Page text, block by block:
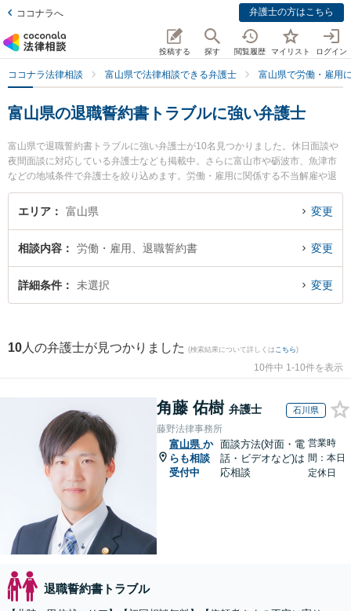
ココナラへ 弁護士の方はこちら
投稿する 探す 閲覧履歴 マイリスト ログイン
ココナラ法律相談 富山県で法律相談できる弁護士 富山県で労働・雇用
富山県の退職誓約書トラブルに強い弁護士
富山県で退職誓約書トラブルに強い弁護士が10名見つかりました。休日面談や
夜間面談に対応している弁護士なども掲載中。さらに富山市や砺波市、魚津市
などの地域条件で弁護士を絞り込めます。労働・雇用に関係する不当解雇や退
職勧奨、内定取消等の細かな分野での絞り込み検索もでき便利です。特に脇法
律事務所の脇 徹弁護士や木下法律事務所の吉田 洋弁護士、菊法律事務所の大橋
護士に相談したい』『退職誓約書トラブルのトラブル解決の実績豊富な近くの
弁護士を検索したい』『初回相談無料で退職誓約書トラブルを法律相談できる
富山県内の弁護士に相談予約したい』などでお困りの相談者さんにおすすめで
エリア 富山県 変更
相談内容 労働・雇用、退職誓約書 変更
詳細条件 未選択 変更
10 人の弁護士が見つかりました (検索結果について詳しくは こちら)
10件中 1-10件を表示
角藤 佑樹 弁護士 石川県
藤野法律事務所
富山県 か
らも相談
受付中
面談方法(対面・電
話・ビデオなど)は
応相談
営業時
間：本日
定休日
退職誓約書トラブル